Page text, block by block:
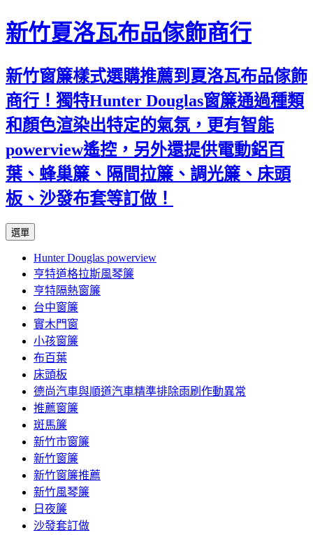
新竹夏洛瓦布品傢飾商行
新竹窗簾樣式選購推薦到夏洛瓦布品傢飾
商行！獨特Hunter Douglas窗簾通過種類
和顏色渲染出特定的氣氛，更有智能
powerview遙控，另外還提供電動鋁百
葉、蜂巢簾、隔間拉簾、調光簾、床頭
板、沙發布套等訂做！
選單
內
容
Hunter Douglas powerview
亨特道格拉斯風琴簾
亨特隔熱窗簾
台中窗簾
實木門窗
小孩窗簾
布百葉
床頭板
德尚汽車與順道汽車精準排除雨刷作動異常
推薦窗簾
斑馬簾
新竹市窗簾
新竹窗簾
新竹窗簾推薦
新竹風琴簾
日夜簾
沙發套訂做